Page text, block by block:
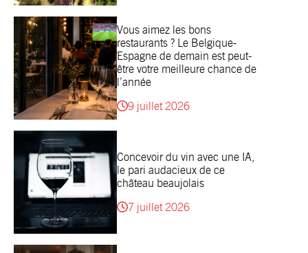
Vous aimez les bons
restaurants ? Le Belgique-
Espagne de demain est peut-
être votre meilleure chance de
l’année
9 juillet 2026
Concevoir du vin avec une IA,
le pari audacieux de ce
château beaujolais
7 juillet 2026